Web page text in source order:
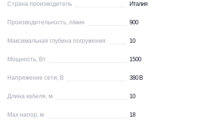
Страна производитель Италия
Производительность, л/мин 900
Максимальная глубина погружения 10
Мощность, Вт 1500
Напряжение сети, В 380 В
Длина кабеля, м 10
Max напор, м 18